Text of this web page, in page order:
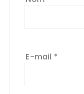
E-mail *